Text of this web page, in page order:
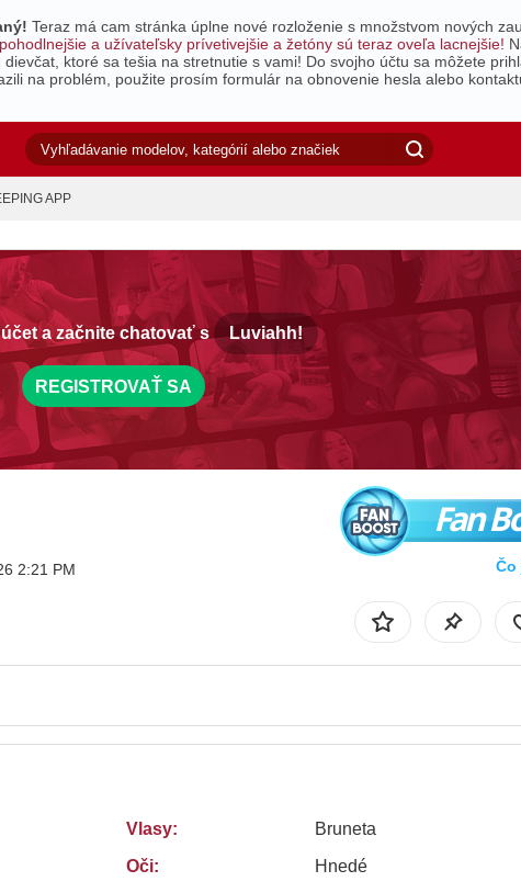
Teraz má cam stránka úplne nové rozloženie s množstvom nových
a užívateľsky prívetivejšie a žetóny sú teraz oveľa lacnejšie!
ktoré sa tešia na stretnutie s vami! Do svojho účtu sa môžete
na problém, použite prosím formulár na obnovenie hesla alebo
APP
a začnite chatovať s Luviahh!
REGISTROVAŤ SA
2:21 PM
Fan
Čo
Vlasy:
Bruneta
Oči:
Hnedé